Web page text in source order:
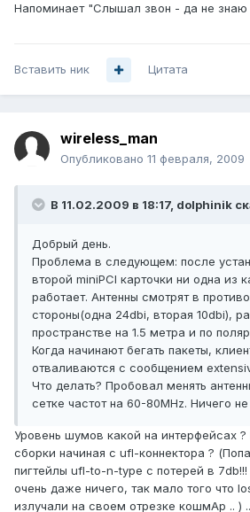
Напоминает "Слышал звон - да не
Вставить ник Цитата
wireless_man
Опубликовано 11 февраля, 2009
В 11.02.2009 в 18:17, dolphinik
Добрый день.
Проблема в следующем: после
второй miniPCI карточки ни одна из
работает. Антенны смотрят в
стороны(одна 24dbi, вторая 10dbi),
пространстве на 1.5 метра и по
Когда начинают бегать пакеты,
отваливаются с сообщением
Что делать? Пробовал менять
сетке частот на 60-80MHz. Ничего
Уровень шумов какой на интерфейсах
сборки начиная с ufl-коннектора ?
пигтейлы ufl-to-n-type с потерей в
очень даже ничего, так мало того что
излучали на своем отрезке кошмАр .. )